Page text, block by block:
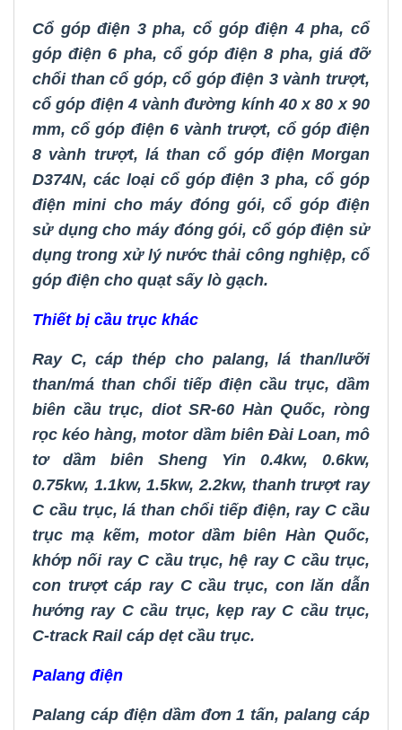
Cổ góp điện 3 pha, cổ góp điện 4 pha, cổ
góp điện 6 pha, cổ góp điện 8 pha, giá đỡ
chổi than cổ góp,cổ góp điện 3 vành trượt,
cổ góp điện 4 vành đường kính 40 x 80 x 90
mm, cổ góp điện 6 vành trượt, cổ góp điện
8 vành trượt, lá than cổ góp điện Morgan
D374N, các loại cổ góp điện 3 pha,cổ góp
điện mini cho máy đóng gói,cổ góp điện
sử dụng cho máy đóng gói,cổ góp điện sử
dụng trong xử lý nước thải công nghiệp, cổ
góp điện cho quạt sấy lò gạch.
Thiết bị cầu trục khác
Ray C, cáp thép cho palang, lá than/lưỡi
than/má than chổi tiếp điện cầu trục, dầm
biên cầu trục, diot SR-60 Hàn Quốc,ròng
rọc kéo hàng, motor dầm biên Đài Loan, mô
tơ dầm biên Sheng Yin 0.4kw, 0.6kw,
0.75kw, 1.1kw, 1.5kw, 2.2kw, thanh trượt ray
C cầu trục, lá than chổi tiếp điện,ray C cầu
trục mạ kẽm, motor dầm biên Hàn Quốc,
khớp nối ray C cầu trục,hệ ray C cầu trục,
con trượt cáp ray C cầu trục, con lăn dẫn
hướng ray C cầu trục,kẹp ray C cầu trục,
C-track Rail cáp dẹt cầu trục.
Palang điện
Palang cáp điện dầm đơn 1 tấn, palang cáp